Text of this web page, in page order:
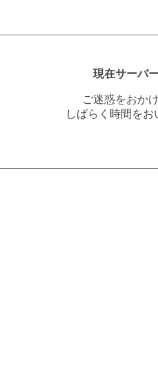
現在サーバ
ご迷惑をおか
しばらく時間を